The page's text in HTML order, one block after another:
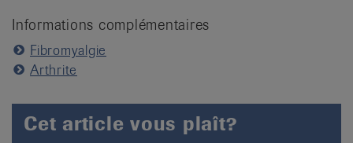
Informations complémentaires
Fibromyalgie
Arthrite
Cet article vous plaît?